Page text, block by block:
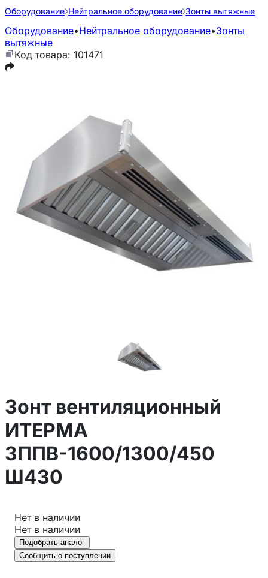
Оборудование Нейтральное оборудование Зонты вытяжные
Оборудование•Нейтральное оборудование•Зонты
вытяжные
Код товара: 101471
Зонт вентиляционный
ИТЕРМА
ЗППВ-1600/1300/450
Ш430
Нет в наличии
Нет в наличии
Подобрать аналог
Сообщить о поступлении